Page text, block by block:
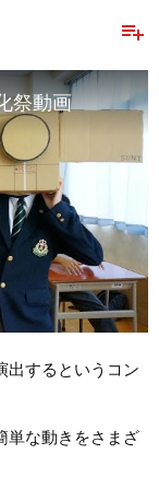
playlist_add
祭動画
出するというコン
単な動きをさまざ